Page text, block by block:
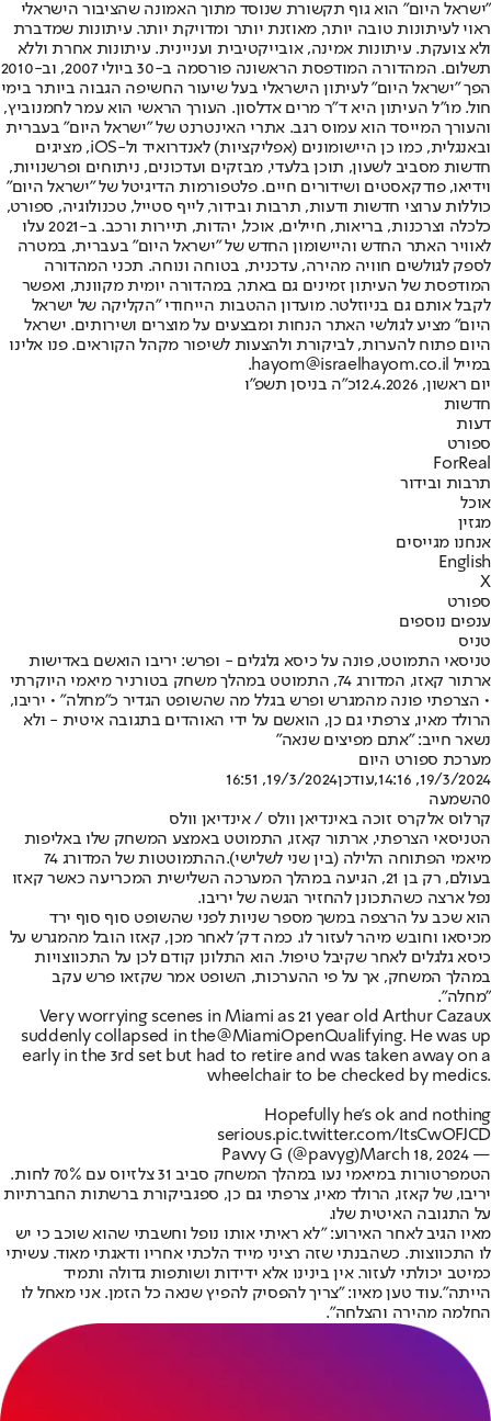
"ישראל היום" הוא גוף תקשורת שנוסד מתוך האמונה שהציבור הישראלי
ראוי לעיתונות טובה יותר, מאוזנת יותר ומדויקת יותר. עיתונות שמדברת
ולא צועקת. עיתונות אמינה, אובייקטיבית ועניינית. עיתונות אחרת וללא
תשלום. המהדורה המודפסת הראשונה פורסמה ב-30 ביולי 2007, וב-2010
הפך "ישראל היום" לעיתון הישראלי בעל שיעור החשיפה הגבוה ביותר בימי
חול. מו"ל העיתון היא ד"ר מרים אדלסון. העורך הראשי הוא עמר לחמנוביץ,
והעורך המייסד הוא עמוס רגב. אתרי האינטרנט של "ישראל היום" בעברית
ובאנגלית, כמו כן היישומונים (אפליקציות) לאנדרואיד ול-iOS, מציגים
חדשות מסביב לשעון, תוכן בלעדי, מבזקים ועדכונים, ניתוחים ופרשנויות,
וידיאו, פודקאסטים ושידורים חיים. פלטפורמות הדיגיטל של "ישראל היום"
כוללות ערוצי חדשות ודעות, תרבות ובידור, לייף סטייל, טכנולוגיה, ספורט,
כלכלה וצרכנות, בריאות, חיילים, אוכל, יהדות, תיירות ורכב. ב-2021 עלו
לאוויר האתר החדש והיישומון החדש של "ישראל היום" בעברית, במטרה
לספק לגולשים חוויה מהירה, עדכנית, בטוחה ונוחה. תכני המהדורה
המודפסת של העיתון זמינים גם באתר, במהדורה יומית מקוונת, ואפשר
לקבל אותם גם בניוזלטר. מועדון ההטבות הייחודי "הקליקה של ישראל
היום" מציע לגולשי האתר הנחות ומבצעים על מוצרים ושירותים. ישראל
היום פתוח להערות, לביקורת ולהצעות לשיפור מקהל הקוראים. פנו אלינו
במייל hayom@israelhayom.co.il.
יום ראשון, 12.4.2026
כ"ה בניסן תשפ"ו
חדשות
דעות
ספורט
ForReal
תרבות ובידור
אוכל
מגזין
אנחנו מגייסים
English
X
ספורט
ענפים נוספים
טניס
טניסאי התמוטט, פונה על כיסא גלגלים - ופרש: יריבו הואשם באדישות
ארתור קאזו, המדורג 74, התמוטט במהלך משחק בטורניר מיאמי היוקרתי
• הצרפתי פונה מהמגרש ופרש בגלל מה שהשופט הגדיר כ"מחלה" • יריבו,
הרולד מאיו, צרפתי גם כן, הואשם על ידי האוהדים בתגובה איטית - ולא
נשאר חייב: "אתם מפיצים שנאה"
מערכת ספורט היום
19/3/2024, 14:16
,עודכן19/3/2024, 16:51
0השמעה
קרלוס אלקרס זוכה באינדיאן וולס / אינדיאן וולס
הטניסאי הצרפתי, ארתור קאזו, התמוטט באמצע המשחק שלו באליפות
מיאמי הפתוחה הלילה (בין שני לשלישי).
ההתמוטטות של המדורג 74
בעולם, רק בן 21, הגיעה במהלך המערכה השלישית המכריעה כאשר קאזו
נפל ארצה כשהתכונן להחזיר הגשה של יריבו.
הוא שכב על הרצפה במשך מספר שניות לפני שהשופט סוף סוף ירד
מכיסאו וחובש מיהר לעזור לו. כמה דק' לאחר מכן, קאזו הובל מהמגרש על
כיסא גלגלים לאחר שקיבל טיפול. הוא התלונן קודם לכן על התכווצויות
במהלך המשחק, אך על פי ההערכות, השופט אמר שקזאו פרש עקב
"מחלה".
Very worrying scenes in Miami as 21 year old Arthur Cazaux
suddenly collapsed in the@MiamiOpenQualifying. He was up
early in the 3rd set but had to retire and was taken away on a
wheelchair to be checked by medics.
Hopefully he's ok and nothing
serious.pic.twitter.com/ItsCwOFJCD
— Pavvy G (@pavyg)
March 18, 2024
הטמפרטורות במיאמי נעו במהלך המשחק סביב 31 צלזיוס עם 70% לחות.
יריבו, של קאזו, הרולד מאיו, צרפתי גם כן, ספגביקורת ברשתות החברתיות
על התגובה האיטית שלו.
מאיו הגיב לאחר האירוע: "לא ראיתי אותו נופל וחשבתי שהוא שוכב כי יש
לו התכווצות. כשהבנתי שזה רציני מייד הלכתי אחריו ודאגתי מאוד. עשיתי
כמיטב יכולתי לעזור. אין בינינו אלא ידידות ושותפות גדולה ותמיד
הייתה".עוד טען מאיו: "צריך להפסיק להפיץ שנאה כל הזמן. אני מאחל לו
החלמה מהירה והצלחה".